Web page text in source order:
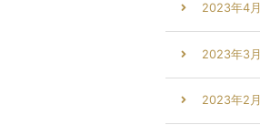
2023年4月
2023年3月
2023年2月